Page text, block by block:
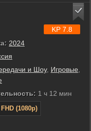
2024
и Шоу, Игровые,
1 ч 12 мин
FHD (1080p)
KP 7.8